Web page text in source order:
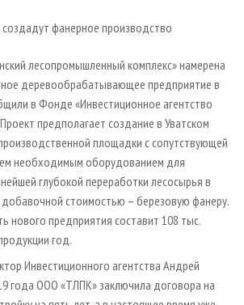
фанерное производство
лесопромышленный комплекс» намерена
деревообрабатывающее предприятие в
в Фонде «Инвестиционное агентство
предполагает создание в Уватском
площадки с сопутствующей
необходимым оборудованием для
глубокой переработки лесосырья в
стоимостью – березовую фанеру.
нового предприятия составит 108 тыс.
год.
Инвестиционного агентства Андрей
года ООО «ТЛПК» заключила договора на